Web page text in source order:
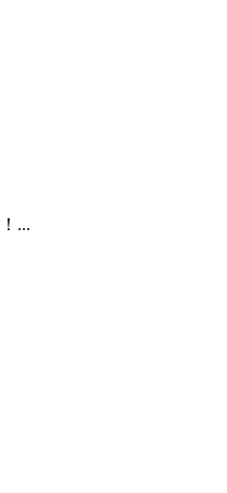
...